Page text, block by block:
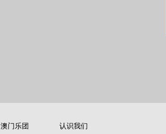
澳门乐团
认识我们